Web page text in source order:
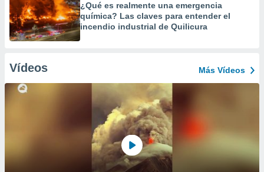
¿Qué es realmente una emergencia
química? Las claves para entender el
incendio industrial de Quilicura
Vídeos Más Vídeos